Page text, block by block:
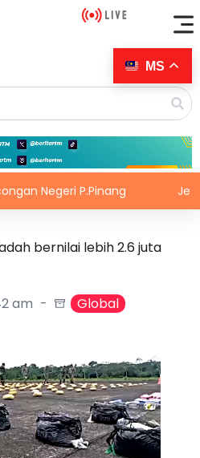
P.Pinang Jelajah 1
bernilai lebih 2.6 juta
am
Global
MS